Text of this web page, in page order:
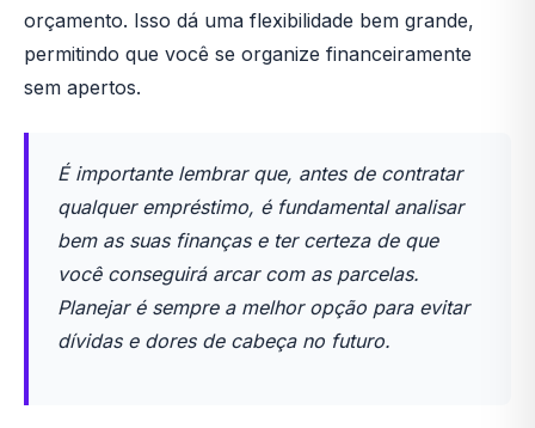
orçamento. Isso dá uma flexibilidade bem grande,
permitindo que você se organize financeiramente
sem apertos.
É importante lembrar que, antes de contratar
qualquer empréstimo, é fundamental analisar
bem as suas finanças e ter certeza de que
você conseguirá arcar com as parcelas.
Planejar é sempre a melhor opção para evitar
dívidas e dores de cabeça no futuro.